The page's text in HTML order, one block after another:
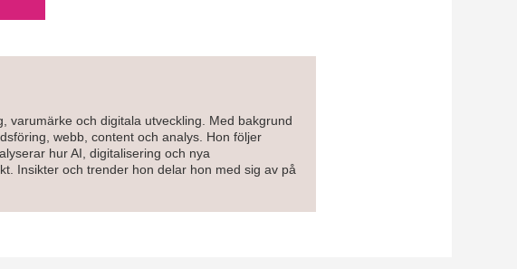
varumärke och digitala utveckling. Med bakgrund
webb, content och analys. Hon följer
hur AI, digitalisering och nya
Insikter och trender hon delar hon med sig av på